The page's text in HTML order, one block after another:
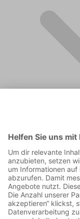
FAQ
Supporter werden